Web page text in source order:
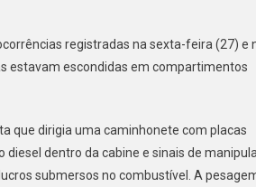
registradas na sexta-feira (27) e
estavam escondidas em compartimentos
que dirigia uma caminhonete com placas
dentro da cabine e sinais de
submersos no combustível. A